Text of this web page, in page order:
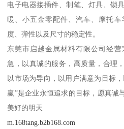
电子电器接插件、制笔、灯具、锁
暖、小五金零配件、汽车、摩托
度、弹性以及尺寸的稳定性。
东莞市启越金属材料有限公司经
急，以真诚的服务，高质量，合理
以市场为导向，以用户满意为目标
赢”是企业永恒追求的目标，愿真诚
美好的明天
m.168tang.b2b168.com